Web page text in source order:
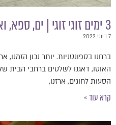
3 ימים זוגי זוגי | ים, ספא, ואוכל
7 ביוני 2022
ברחנו בספונטניות. יותר נכון הזמנו,
האוטו, דאגנו לשלטים ברחבי הבית
הסעות לחוגים, ארזנו,
קרא עוד »